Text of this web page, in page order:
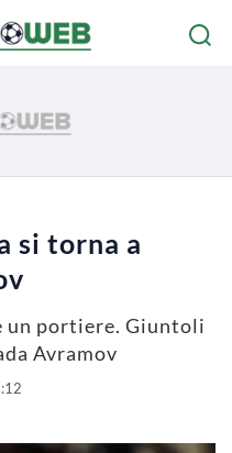
si torna a
un portiere. Giuntoli
Avramov